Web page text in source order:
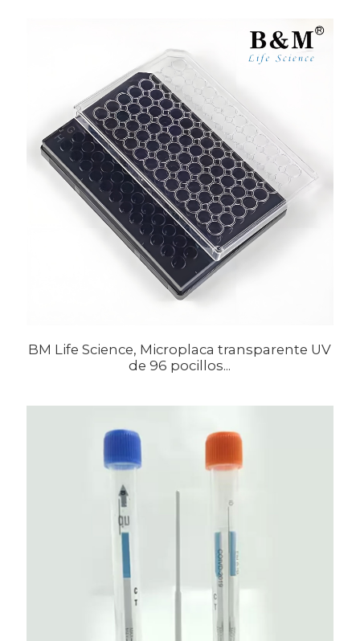
BM Life Science, Microplaca transparente UV
de 96 pocillos...